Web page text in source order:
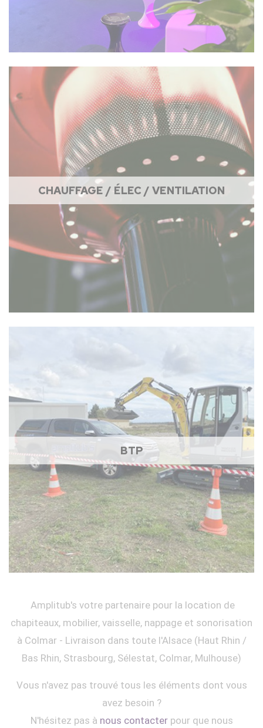
CHAUFFAGE / ÉLEC / VENTILATION
BTP
Amplitub's votre partenaire pour la location de
chapiteaux, mobilier, vaisselle, nappage et sonorisation
à Colmar - Livraison dans toute l'Alsace (Haut Rhin /
Bas Rhin, Strasbourg, Sélestat, Colmar, Mulhouse)
Vous n'avez pas trouvé tous les éléments dont vous
avez besoin ?
N'hésitez pas à nous contacterpour que nous